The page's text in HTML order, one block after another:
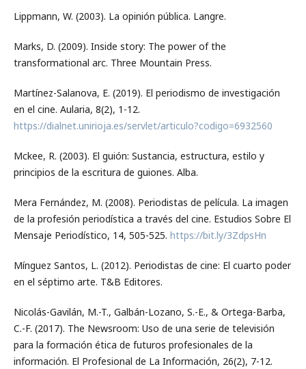
Lippmann, W. (2003). La opinión pública. Langre.
Marks, D. (2009). Inside story: The power of the
transformational arc. Three Mountain Press.
Martínez-Salanova, E. (2019). El periodismo de investigación
en el cine. Aularia, 8(2), 1-12.
https://dialnet.unirioja.es/servlet/articulo?codigo=6932560
Mckee, R. (2003). El guión: Sustancia, estructura, estilo y
principios de la escritura de guiones. Alba.
Mera Fernández, M. (2008). Periodistas de película. La imagen
de la profesión periodística a través del cine. Estudios Sobre El
Mensaje Periodístico, 14, 505-525. https://bit.ly/3ZdpsHn
Mínguez Santos, L. (2012). Periodistas de cine: El cuarto poder
en el séptimo arte. T&B Editores.
Nicolás-Gavilán, M.-T., Galbán-Lozano, S.-E., & Ortega-Barba,
C.-F. (2017). The Newsroom: Uso de una serie de televisión
para la formación ética de futuros profesionales de la
información. El Profesional de La Información, 26(2), 7-12.